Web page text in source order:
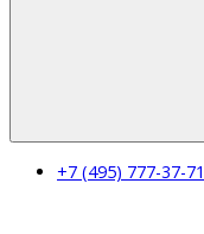
+7 (495) 777-37-71